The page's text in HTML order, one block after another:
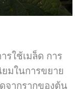
รใช้เมล็ด การ
มในการขยาย
จากรากของต้น